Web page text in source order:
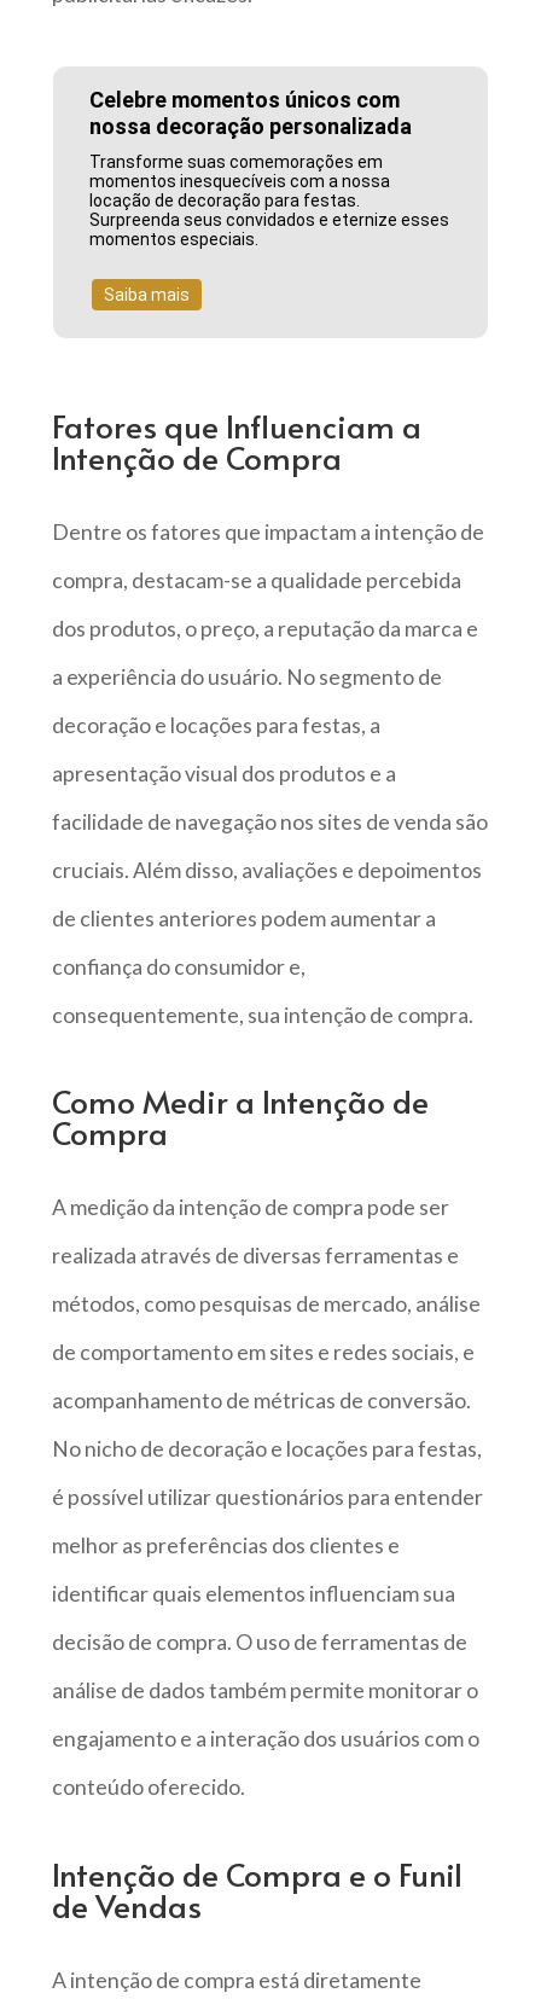
Celebre momentos únicos com
nossa decoração personalizada
Transforme suas comemorações em
momentos inesquecíveis com a nossa
locação de decoração para festas.
Surpreenda seus convidados e eternize esses
momentos especiais.
Saiba mais
Fatores que Influenciam a
Intenção de Compra
Dentre os fatores que impactam a intenção de
compra, destacam-se a qualidade percebida
dos produtos, o preço, a reputação da marca e
a experiência do usuário. No segmento de
decoração e locações para festas, a
apresentação visual dos produtos e a
facilidade de navegação nos sites de venda são
cruciais. Além disso, avaliações e depoimentos
de clientes anteriores podem aumentar a
confiança do consumidor e,
consequentemente, sua intenção de compra.
Como Medir a Intenção de
Compra
A medição da intenção de compra pode ser
realizada através de diversas ferramentas e
métodos, como pesquisas de mercado, análise
de comportamento em sites e redes sociais, e
acompanhamento de métricas de conversão.
No nicho de decoração e locações para festas,
é possível utilizar questionários para entender
melhor as preferências dos clientes e
identificar quais elementos influenciam sua
decisão de compra. O uso de ferramentas de
análise de dados também permite monitorar o
engajamento e a interação dos usuários com o
conteúdo oferecido.
Intenção de Compra e o Funil
de Vendas
A intenção de compra está diretamente